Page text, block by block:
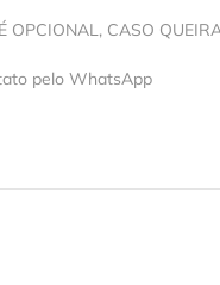
OPCIONAL, CASO
pelo WhatsApp